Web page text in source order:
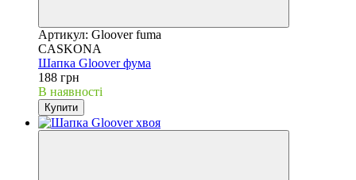
Артикул: Gloover fuma
CASKONA
Шапка Gloover фума
188 грн
В наявності
Купити